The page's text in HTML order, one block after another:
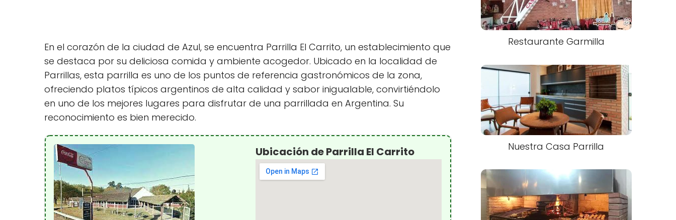
En el corazón de la ciudad de Azul, se encuentra Parrilla El Carrito, un establecimiento que
se destaca por su deliciosa comida y ambiente acogedor. Ubicado en la localidad de
Parrillas, esta parrilla es uno de los puntos de referencia gastronómicos de la zona,
ofreciendo platos típicos argentinos de alta calidad y sabor inigualable, convirtiéndolo
en uno de los mejores lugares para disfrutar de una parrillada en Argentina. Su
reconocimiento es bien merecido.
Ubicación de Parrilla El Carrito
Restaurante Garmilla
Nuestra Casa Parrilla